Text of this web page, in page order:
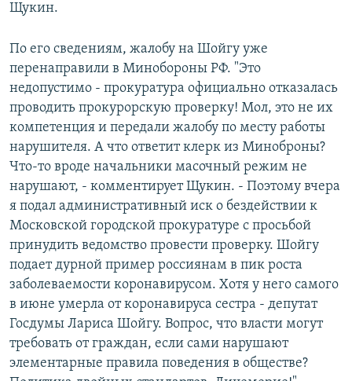
Щукин.
По его сведениям, жалобу на Шойгу уже
перенаправили в Минобороны РФ. "Это
недопустимо - прокуратура официально отказалась
проводить прокурорскую проверку! Мол, это не их
компетенция и передали жалобу по месту работы
нарушителя. А что ответит клерк из Миноброны?
Что-то вроде начальники масочный режим не
нарушают, - комментирует Щукин. - Поэтому вчера
я подал административный иск о бездействии к
Московской городской прокуратуре с просьбой
принудить ведомство провести проверку. Шойгу
подает дурной пример россиянам в пик роста
заболеваемости коронавирусом. Хотя у него самого
в июне умерла от коронавируса сестра - депутат
Госдумы Лариса Шойгу. Вопрос, что власти могут
требовать от граждан, если сами нарушают
элементарные правила поведения в обществе?